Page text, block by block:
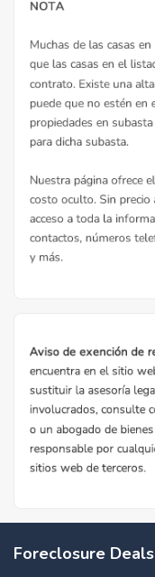
Foreclosure Deals